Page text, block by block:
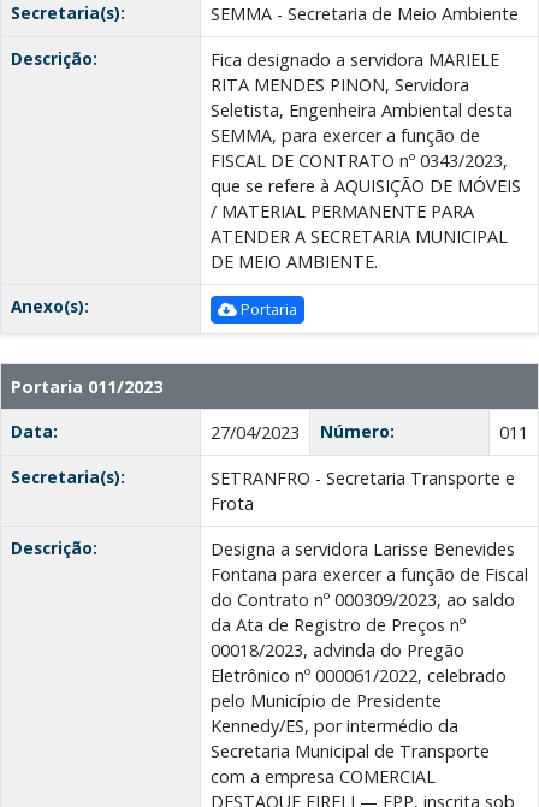
Secretaria(s):
SEMMA - Secretaria de Meio Ambiente
Descrição:
Fica designado a servidora MARIELE
RITA MENDES PINON, Servidora
Seletista, Engenheira Ambiental desta
SEMMA, para exercer a função de
FISCAL DE CONTRATO nº 0343/2023,
que se refere à AQUISIÇÃO DE MÓVEIS
/ MATERIAL PERMANENTE PARA
ATENDER A SECRETARIA MUNICIPAL
DE MEIO AMBIENTE.
Anexo(s):
Portaria
Portaria 011/2023
Data:
27/04/2023 Número:
011
Secretaria(s):
SETRANFRO - Secretaria Transporte e
Frota
Descrição:
Designa a servidora Larisse Benevides
Fontana para exercer a função de Fiscal
do Contrato nº 000309/2023, ao saldo
da Ata de Registro de Preços nº
00018/2023, advinda do Pregão
Eletrônico nº 000061/2022, celebrado
pelo Município de Presidente
Kennedy/ES, por intermédio da
Secretaria Municipal de Transporte
com a empresa COMERCIAL
DESTAQUE EIRELI — EPP, inscrita sob